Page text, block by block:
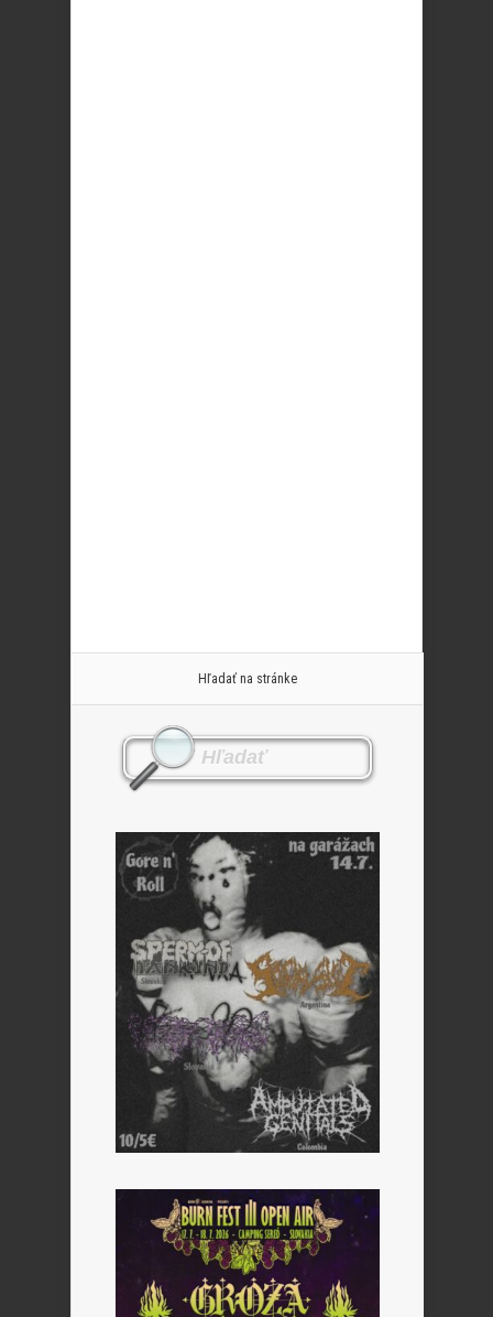
Hľadať na stránke